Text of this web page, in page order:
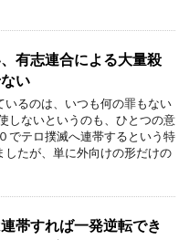
有志連合による大量殺
い
いるのは、いつも何の罪もない
しないというのも、ひとつの意
でテロ撲滅へ連帯するという特
したが、単に外向けの形だけの
連帯すれば一発逆転でき